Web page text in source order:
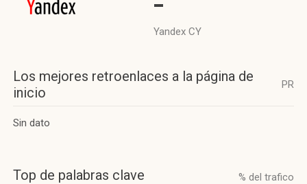
Yandex CY
Los mejores retroenlaces a la página de
inicio
PR
Sin dato
Top de palabras clave % del trafico